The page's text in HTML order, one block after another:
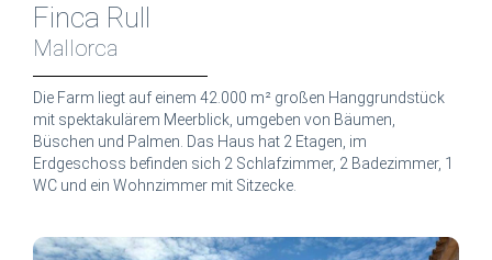
Finca Rull
Mallorca
Die Farm liegt auf einem 42.000 m² großen Hanggrundstück
mit spektakulärem Meerblick, umgeben von Bäumen,
Büschen und Palmen. Das Haus hat 2 Etagen, im
Erdgeschoss befinden sich 2 Schlafzimmer, 2 Badezimmer, 1
WC und ein Wohnzimmer mit Sitzecke.